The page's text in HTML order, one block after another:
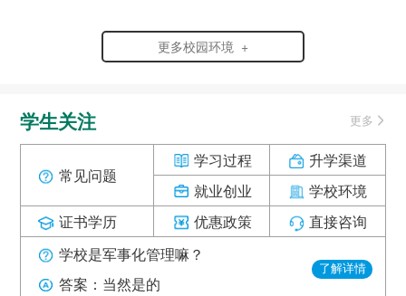
更多校园环境 +
学生关注 更多
常见问题
学习过程
就业创业
升学渠道
学校环境
证书学历
优惠政策
直接咨询
学校是军事化管理嘛？
答案：当然是的
了解详情